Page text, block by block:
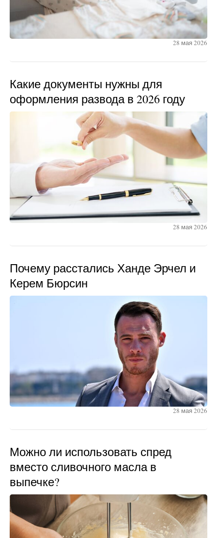
28 мая 2026
Какие документы нужны для
оформления развода в 2026 году
28 мая 2026
Почему расстались Ханде Эрчел и
Керем Бюрсин
28 мая 2026
Можно ли использовать спред
вместо сливочного масла в
выпечке?